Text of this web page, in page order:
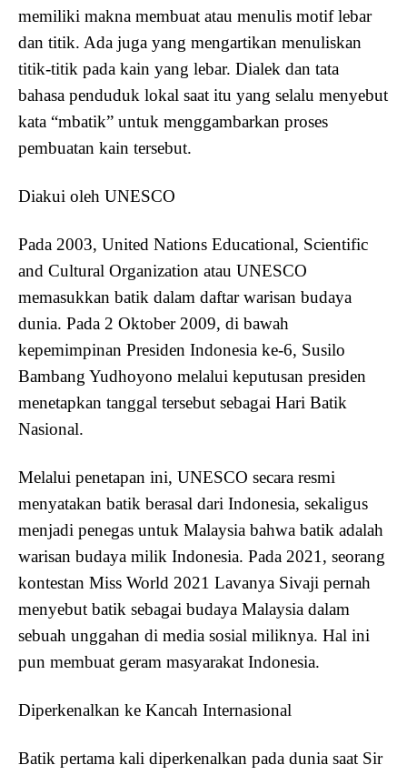
memiliki makna membuat atau menulis motif lebar
dan titik. Ada juga yang mengartikan menuliskan
titik-titik pada kain yang lebar. Dialek dan tata
bahasa penduduk lokal saat itu yang selalu menyebut
kata “mbatik” untuk menggambarkan proses
pembuatan kain tersebut.
Diakui oleh UNESCO
Pada 2003, United Nations Educational, Scientific
and Cultural Organization atau UNESCO
memasukkan batik dalam daftar warisan budaya
dunia. Pada 2 Oktober 2009, di bawah
kepemimpinan Presiden Indonesia ke-6, Susilo
Bambang Yudhoyono melalui keputusan presiden
menetapkan tanggal tersebut sebagai Hari Batik
Nasional.
Melalui penetapan ini, UNESCO secara resmi
menyatakan batik berasal dari Indonesia, sekaligus
menjadi penegas untuk Malaysia bahwa batik adalah
warisan budaya milik Indonesia. Pada 2021, seorang
kontestan Miss World 2021 Lavanya Sivaji pernah
menyebut batik sebagai budaya Malaysia dalam
sebuah unggahan di media sosial miliknya. Hal ini
pun membuat geram masyarakat Indonesia.
Diperkenalkan ke Kancah Internasional
Batik pertama kali diperkenalkan pada dunia saat Sir